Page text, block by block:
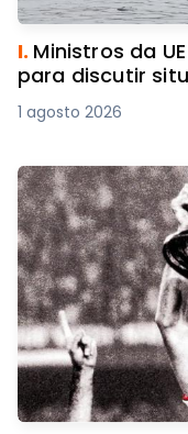
I. Ministros da
para discutir
1 agosto 2026